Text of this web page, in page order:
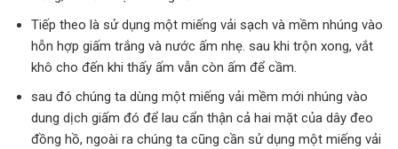
Tiếp theo là sử dụng một miếng vải sạch và mềm nhúng vào
hỗn hợp giấm trắng và nước ấm nhẹ. sau khi trộn xong, vắt
khô cho đến khi thấy ấm vẫn còn ấm để cầm.
sau đó chúng ta dùng một miếng vải mềm mới nhúng vào
dung dịch giấm đó để lau cẩn thận cả hai mặt của dây đeo
đồng hồ, ngoài ra chúng ta cũng cần sử dụng một miếng vải